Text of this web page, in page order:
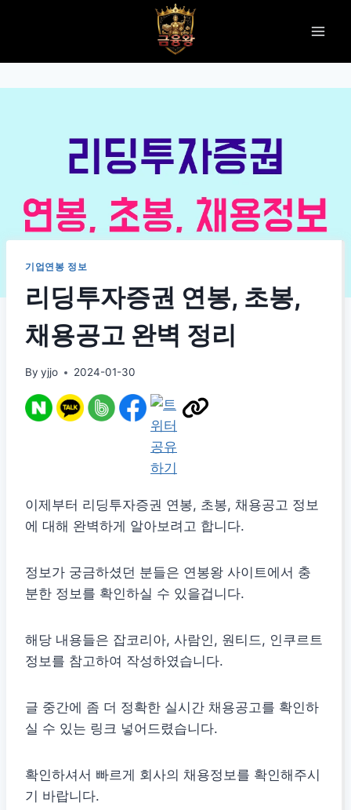
기업연봉 정보
리딩투자증권 연봉, 초봉,
채용공고 완벽 정리
By yjjo 2024-01-30
이제부터 리딩투자증권 연봉, 초봉, 채용공고 정보
에 대해 완벽하게 알아보려고 합니다.
정보가 궁금하셨던 분들은 연봉왕 사이트에서 충
분한 정보를 확인하실 수 있을겁니다.
해당 내용들은 잡코리아, 사람인, 원티드, 인쿠르트
정보를 참고하여 작성하였습니다.
글 중간에 좀 더 정확한 실시간 채용공고를 확인하
실 수 있는 링크 넣어드렸습니다.
확인하셔서 빠르게 회사의 채용정보를 확인해주시
기 바랍니다.